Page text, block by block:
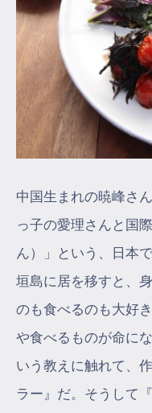
中国生まれの暁峰さ
っ子の愛理さんと国
ん）」という、日本
垣島に居を移すと、
のも食べるのも大好
や食べるものが命に
いう教えに触れて、
ラー』だ。そうして